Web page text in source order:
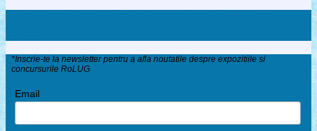
*Inscrie-te la newsletter pentru a afla noutatile despre expozitiile si
concursurile RoLUG
Email